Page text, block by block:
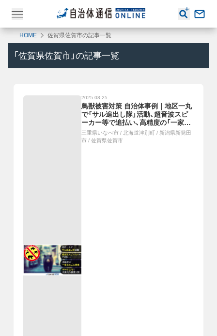
HOME 佐賀県佐賀市の記事一覧
「 佐賀県佐賀市 」の記事一覧
2025.08.25
鳥獣被害対策 自治体事例｜地区一丸
で「サル追出し隊」活動、超音波スピ
ーカー等で追払い、高精度の「一家ま
るごと捕獲」、データ活用で効果的な
捕獲対策
三重県いなべ市 / 北海道津別町 / 新潟県新発田
市 / 佐賀県佐賀市